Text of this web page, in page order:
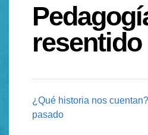
resentido
¿Qué historia nos
pasado